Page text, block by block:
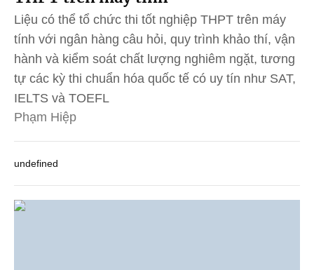
Liệu có thể tổ chức thi tốt nghiệp THPT trên máy
tính với ngân hàng câu hỏi, quy trình khảo thí, vận
hành và kiểm soát chất lượng nghiêm ngặt, tương
tự các kỳ thi chuẩn hóa quốc tế có uy tín như SAT,
IELTS và TOEFL
Phạm Hiệp
undefined